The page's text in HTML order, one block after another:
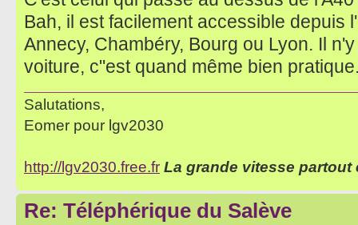
Bah, il est facilement accessible depuis
Annecy, Chambéry, Bourg ou Lyon. Il
voiture, c"est quand même bien
Salutations,
Eomer pour lgv2030
http://lgv2030.free.fr La grande vitesse partout
Re: Téléphérique du Salève